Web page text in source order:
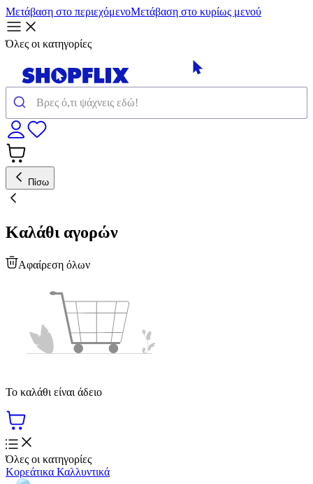
Μετάβαση στο περιεχόμενοΜετάβαση στο κυρίως μενού
Όλες οι κατηγορίες
Πίσω
Καλάθι αγορών
Αφαίρεση όλων
Το καλάθι είναι άδειο
Όλες οι κατηγορίες
Κορεάτικα Καλλυντικά